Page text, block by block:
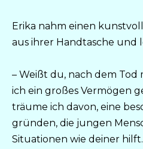
Erika nahm einen
aus ihrer Handtasche und
– Weißt du, nach dem Tod
ich ein großes Vermögen
träume ich davon, eine
gründen, die jungen
Situationen wie deiner hilft.